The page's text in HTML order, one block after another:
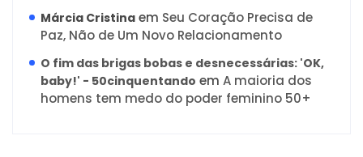
Márcia Cristina em Seu Coração Precisa de
Paz, Não de Um Novo Relacionamento
O fim das brigas bobas e desnecessárias: 'OK,
baby!' - 50cinquentando em A maioria dos
homens tem medo do poder feminino 50+